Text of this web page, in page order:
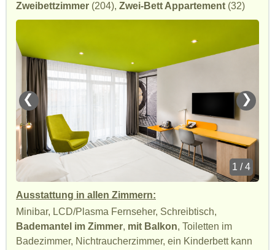
Zweibettzimmer (204), Zwei-Bett Appartement (32)
❮ ❯
1 / 4
Ausstattung in allen Zimmern:
Minibar, LCD/Plasma Fernseher, Schreibtisch,
Bademantel im Zimmer, mit Balkon, Toiletten im
Badezimmer, Nichtraucherzimmer, ein Kinderbett kann